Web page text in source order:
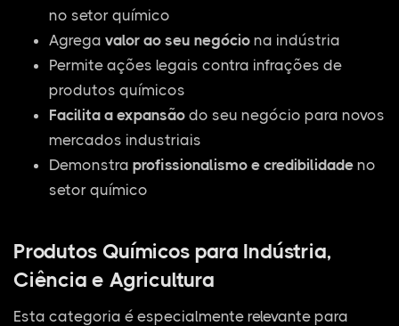
no setor químico
Agrega valor ao seu negócio na indústria
Permite ações legais contra infrações de
produtos químicos
Facilita a expansão do seu negócio para novos
mercados industriais
Demonstra profissionalismo e credibilidade no
setor químico
Produtos Químicos para Indústria,
Ciência e Agricultura
Esta categoria é especialmente relevante para